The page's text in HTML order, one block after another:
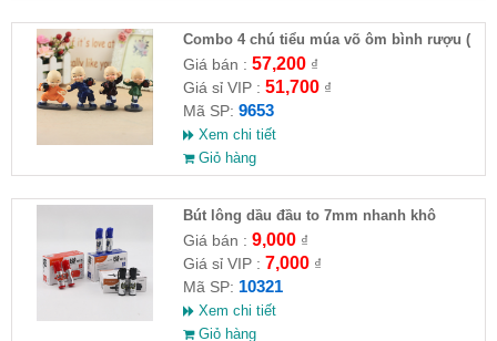
Combo 4 chú tiểu múa võ ôm bình rượu (
HĐ )
Giá bán : 57,200₫
Giá sỉ VIP : 51,700₫
Mã SP: 9653
Xem chi tiết
Giỏ hàng
Bút lông dầu đầu to 7mm nhanh khô
Giá bán : 9,000₫
Giá sỉ VIP : 7,000₫
Mã SP: 10321
Xem chi tiết
Giỏ hàng